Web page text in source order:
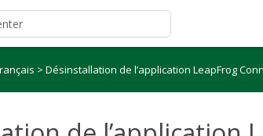
> Désinstallation de l’application LeapFrog